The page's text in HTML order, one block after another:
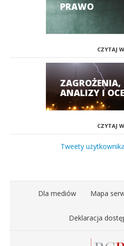
PRAWO
CZYTAJ
ZAGROŻENIA,
ANALIZY I
CZYTAJ
Tweety
Dla mediów Mapa
Deklaracja